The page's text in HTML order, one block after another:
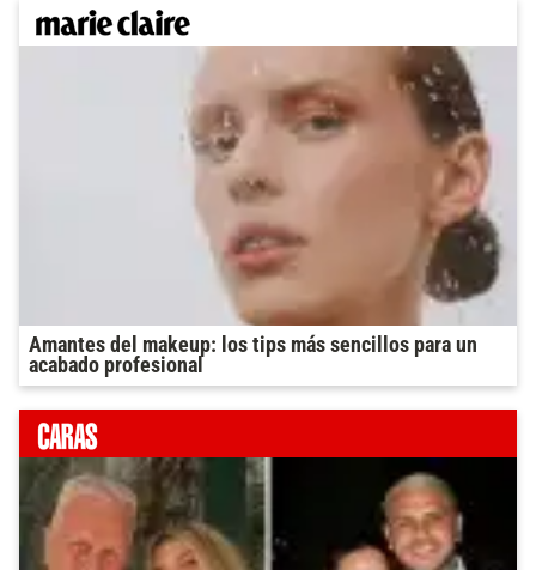
Amantes del makeup: los tips más sencillos para un
acabado profesional